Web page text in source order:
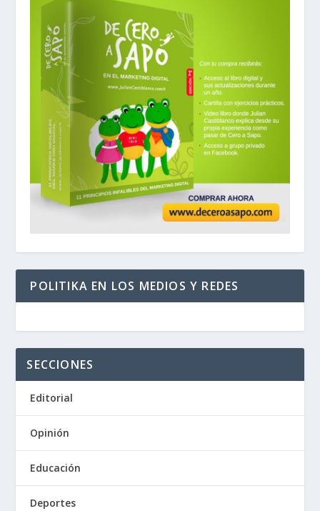
POLITIKA EN LOS MEDIOS Y REDES
SECCIONES
Editorial
Opinión
Educación
Deportes